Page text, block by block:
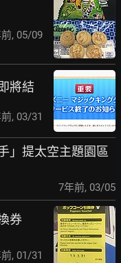
, 05/09
將結
, 03/31
」提太空主題園區
7年前, 03/05
券
, 01/31